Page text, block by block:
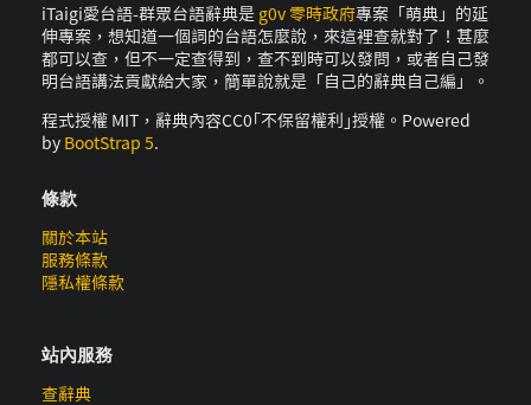
iTaigi愛台語-群眾台語辭典是 g0v 零時政府專案「萌典」的延
伸專案，想知道一個詞的台語怎麼說，來這裡查就對了！甚麼
都可以查，但不一定查得到，查不到時可以發問，或者自己發
明台語講法貢獻給大家，簡單說就是「自己的辭典自己編」。
程式授權 MIT，辭典內容CC0｢不保留權利｣授權。Powered
by BootStrap 5.
條款
關於本站
服務條款
隱私權條款
站內服務
查辭典